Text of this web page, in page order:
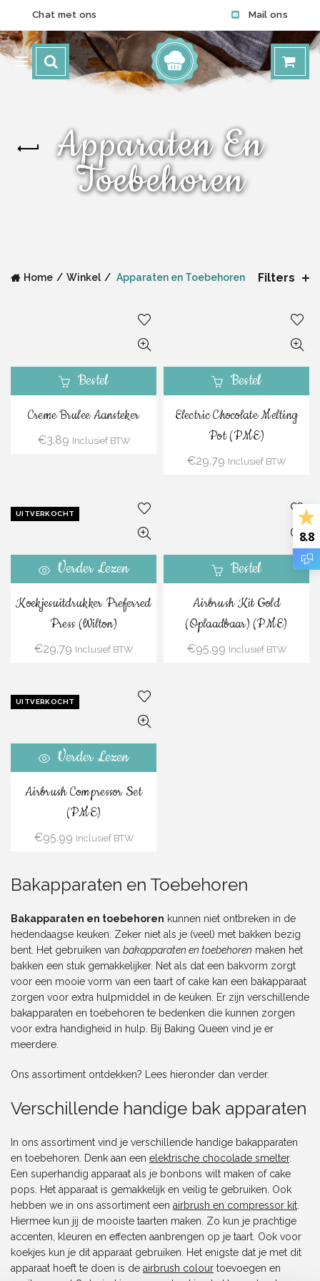
Chat met ons Mail ons
Apparaten En
Toebehoren
Home Winkel Apparaten en Toebehoren Filters
Bestel
Creme Brulee Aansteker
€3.89 Inclusief BTW
Bestel
Electric Chocolate Melting
Pot (PME)
€29.79 Inclusief BTW
UITVERKOCHT
Verder Lezen
Koekjesuitdrukker Preferred
Press (Wilton)
€29.79 Inclusief BTW
Bestel
Airbrush Kit Gold
(Oplaadbaar) (PME)
€95.99 Inclusief BTW
UITVERKOCHT
Verder Lezen
Airbrush Compressor Set
(PME)
€95.99 Inclusief BTW
Bakapparaten en Toebehoren
Bakapparaten en toebehoren kunnen niet ontbreken in de
hedendaagse keuken. Zeker niet als je (veel) met bakken bezig
bent. Het gebruiken van bakapparaten en toebehoren maken het
bakken een stuk gemakkelijker. Net als dat een bakvorm zorgt
voor een mooie vorm van een taart of cake kan een bakapparaat
zorgen voor extra hulpmiddel in de keuken. Er zijn verschillende
bakapparaten en toebehoren te bedenken die kunnen zorgen
voor extra handigheid in hulp. Bij Baking Queen vind je er
meerdere.
Ons assortiment ontdekken? Lees hieronder dan verder.
Verschillende handige bak apparaten
In ons assortiment vind je verschillende handige bakapparaten
en toebehoren. Denk aan een elektrische chocolade smelter.
Een superhandig apparaat als je bonbons wilt maken of cake
pops. Het apparaat is gemakkelijk en veilig te gebruiken. Ook
hebben we in ons assortiment een airbrush en compressor kit
Hiermee kun jij de mooiste taarten maken. Zo kun je prachtige
accenten, kleuren en effecten aanbrengen op je taart. Ook voor
koekjes kun je dit apparaat gebruiken. Het enigste dat je met dit
apparaat hoeft te doen is de airbrush colour toevoegen en
8.8